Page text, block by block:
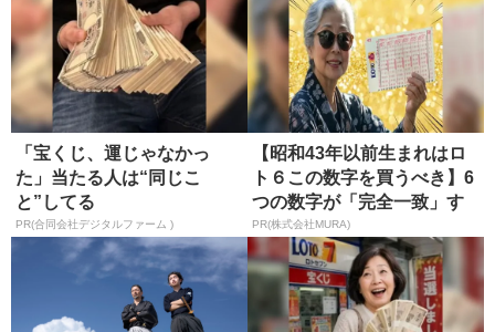
「宝くじ、運じゃなかっ
た」当たる人は“同じこ
と”してる
PR(合同会社デジタルファーム )
【昭和43年以前生まれはロ
ト６この数字を買うべき】6
つの数字が「完全一致」す
る方...
PR(株式会社MURA)